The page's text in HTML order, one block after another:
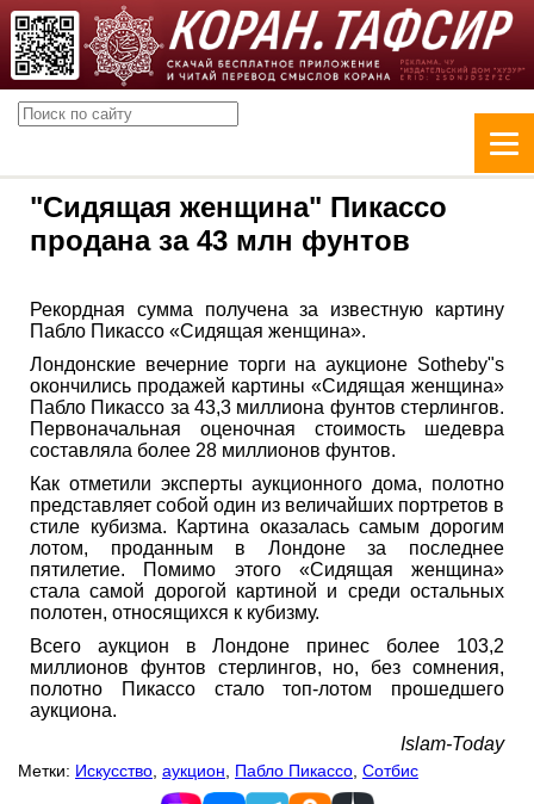
"Сидящая женщина" Пикассо
продана за 43 млн фунтов
Рекордная сумма получена за известную картину
Пабло Пикассо «Сидящая женщина».
Лондонские вечерние торги на аукционе Sotheby"s
окончились продажей картины «Сидящая женщина»
Пабло Пикассо за 43,3 миллиона фунтов стерлингов.
Первоначальная оценочная стоимость шедевра
составляла более 28 миллионов фунтов.
Как отметили эксперты аукционного дома, полотно
представляет собой один из величайших портретов в
стиле кубизма. Картина оказалась самым дорогим
лотом, проданным в Лондоне за последнее
пятилетие. Помимо этого «Сидящая женщина»
стала самой дорогой картиной и среди остальных
полотен, относящихся к кубизму.
Всего аукцион в Лондоне принес более 103,2
миллионов фунтов стерлингов, но, без сомнения,
полотно Пикассо стало топ-лотом прошедшего
аукциона.
Islam-Today
Метки: Искусство аукцион Пабло Пикассо Сотбис